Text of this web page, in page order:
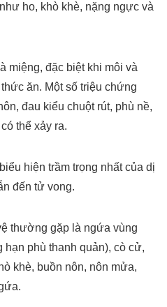
ho, khò khè, nặng ngực và
miệng, đặc biệt khi môi và
ăn. Một số triệu chứng
đau kiểu chuột rút, phù nề,
thể xảy ra.
hiện trầm trọng nhất của dị
đến tử vong.
thường gặp là ngứa vùng
hạn phù thanh quản), cò cử,
khè, buồn nôn, nôn mửa,